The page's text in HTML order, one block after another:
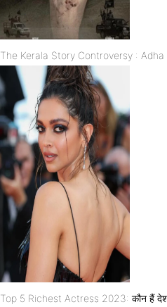
The Kerala Story Controversy : Adha
Top 5 Richest Actress 2023: कौन हैं